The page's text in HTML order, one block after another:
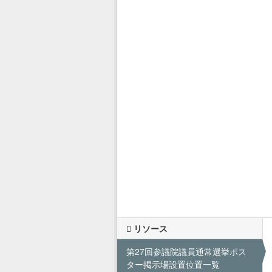
リソース
第27回参議院議員通常選挙ポス
ター掲示場設置位置一覧